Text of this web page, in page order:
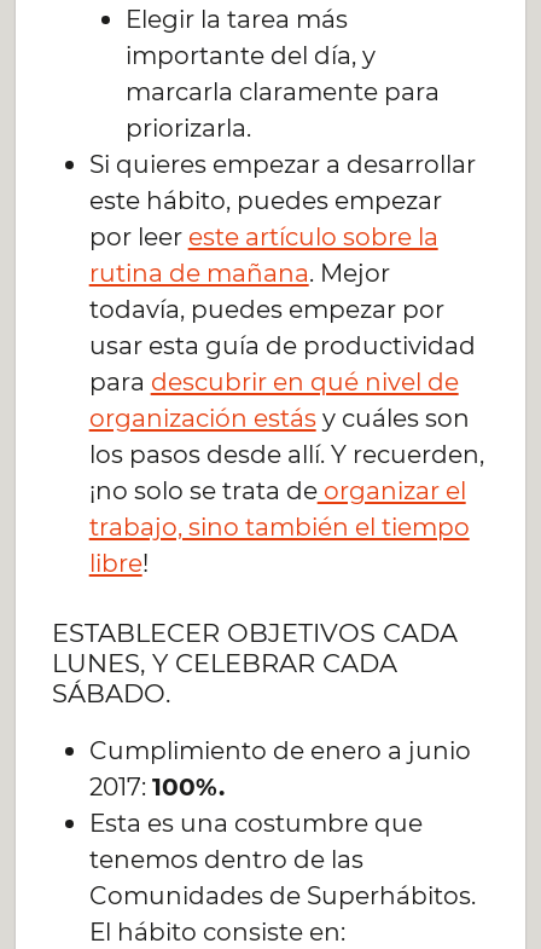
Elegir la tarea más
importante del día, y
marcarla claramente para
priorizarla.
Si quieres empezar a desarrollar
este hábito, puedes empezar
por leer este artículo sobre la
rutina de mañana. Mejor
todavía, puedes empezar por
usar esta guía de productividad
para descubrir en qué nivel de
organización estásy cuáles son
los pasos desde allí. Y recuerden,
¡no solo se trata deorganizar el
trabajo, sino también el tiempo
libre!
ESTABLECER OBJETIVOS CADA
LUNES, Y CELEBRAR CADA
SÁBADO.
Cumplimiento de enero a junio
2017: 100%.
Esta es una costumbre que
tenemos dentro de las
Comunidades de Superhábitos.
El hábito consiste en: